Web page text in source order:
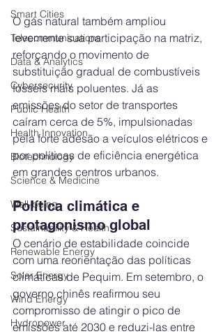
Smart Cities
Telecommunications
Data & Analytics
Cybersecurity
Public Health
Health Innovation
Biotechnology
Science & Medicine
Well-being
Sustainability & Health
Renewable Energy
Solar Energy
Wind Energy
Hydropower
O gás natural também ampliou
levemente sua participação na matriz,
reforçando o movimento de
substituição gradual de combustíveis
fósseis mais poluentes. Já as
emissões do setor de transportes
caíram cerca de 5%, impulsionadas
pela forte adesão a veículos elétricos e
por políticas de eficiência energética
em grandes centros urbanos.
Política climática e
protagonismo global
O cenário de estabilidade coincide
com uma reorientação das políticas
climáticas de Pequim. Em setembro, o
governo chinês reafirmou seu
compromisso de atingir o pico de
emissões até 2030 e reduzi-las entre